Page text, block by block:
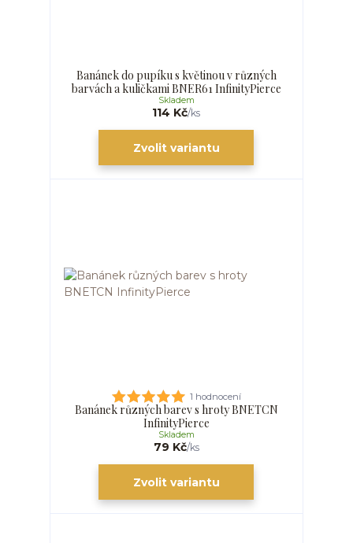
Banánek do pupíku s květinou v různých
barvách a kuličkami BNER61 InfinityPierce
114 Kč/ks
Skladem
Zvolit variantu
1 hodnocení
Banánek různých barev s hroty BNETCN
InfinityPierce
79 Kč/ks
Skladem
Zvolit variantu